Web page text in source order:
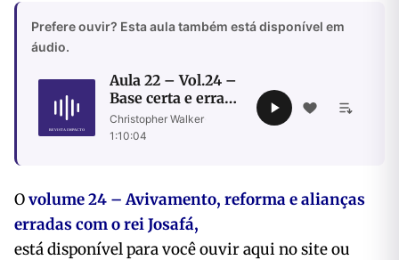
Prefere ouvir? Esta aula também está disponível em
áudio.
Aula 22 – Vol.24 –
Base certa e errada
de adoração
Christopher Walker
1:10:04
Ovolume 24 – Avivamento, reforma e alianças
erradas com o rei Josafá,
está disponível para você ouvir aqui no site ou